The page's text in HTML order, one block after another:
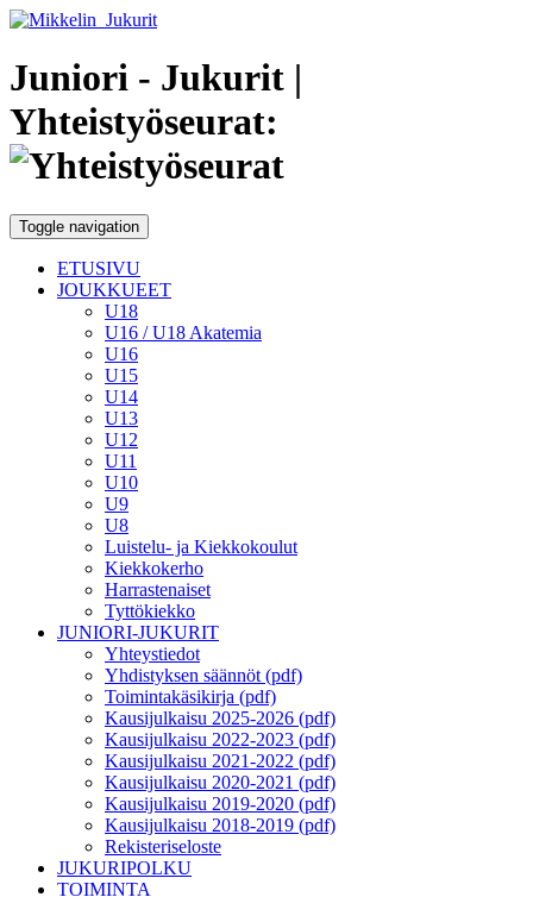
Juniori - Jukurit |
Yhteistyöseurat:
Toggle navigation
ETUSIVU
JOUKKUEET
U18
U16 / U18 Akatemia
U16
U15
U14
U13
U12
U11
U10
U9
U8
Luistelu- ja Kiekkokoulut
Kiekkokerho
Harrastenaiset
Tyttökiekko
JUNIORI-JUKURIT
Yhteystiedot
Yhdistyksen säännöt (pdf)
Toimintakäsikirja (pdf)
Kausijulkaisu 2025-2026 (pdf)
Kausijulkaisu 2022-2023 (pdf)
Kausijulkaisu 2021-2022 (pdf)
Kausijulkaisu 2020-2021 (pdf)
Kausijulkaisu 2019-2020 (pdf)
Kausijulkaisu 2018-2019 (pdf)
Rekisteriseloste
JUKURIPOLKU
TOIMINTA